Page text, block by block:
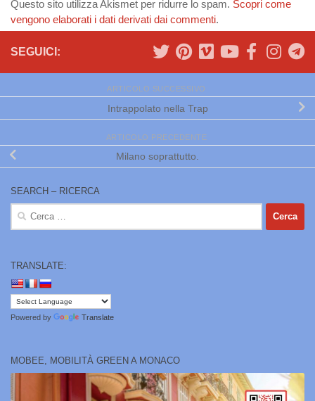
Questo sito utilizza Akismet per ridurre lo spam. Scopri come
vengono elaborati i dati derivati dai commenti.
SEGUICI:
ARTICOLO SUCCESSIVO
Intrappolato nella Trap
ARTICOLO PRECEDENTE
Milano soprattutto.
SEARCH – RICERCA
Ricerca
TRANSLATE:
Powered by Translate
MOBEE, MOBILITÀ GREEN A MONACO